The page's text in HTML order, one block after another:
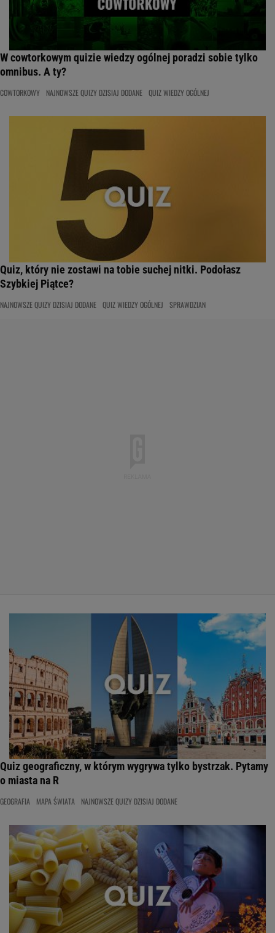
W cowtorkowym quizie wiedzy ogólnej poradzi sobie tylko
omnibus. A ty?
COWTORKOWY NAJNOWSZE QUIZY DZISIAJ DODANE QUIZ WIEDZY OGÓLNEJ
Quiz, który nie zostawi na tobie suchej nitki. Podołasz
Szybkiej Piątce?
NAJNOWSZE QUIZY DZISIAJ DODANE QUIZ WIEDZY OGÓLNEJ SPRAWDZIAN
Quiz geograficzny, w którym wygrywa tylko bystrzak. Pytamy
o miasta na R
GEOGRAFIA MAPA ŚWIATA NAJNOWSZE QUIZY DZISIAJ DODANE